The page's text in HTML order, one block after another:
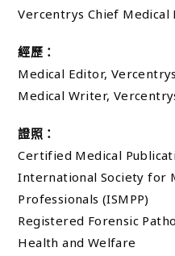
Vercentrys Chief Medical
經歷：
Medical Editor,
Medical Writer,
證照：
Certified Medical
International Society for
Professionals (ISMPP)
Registered Forensic
Health and Welfare